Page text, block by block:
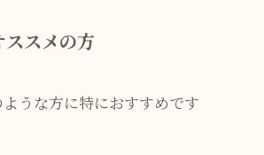
スメの方
うな方に特におすすめです